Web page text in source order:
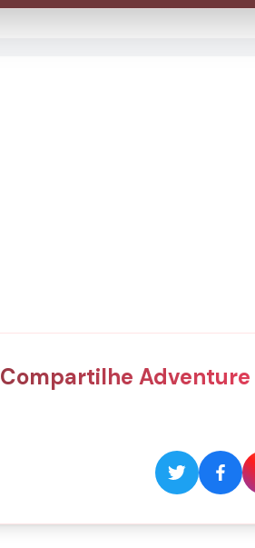
Compartilhe Adventure